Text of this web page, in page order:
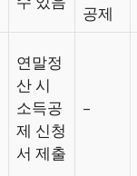
공제
연말정
산 시
소득공
제 신청
서 제출
–